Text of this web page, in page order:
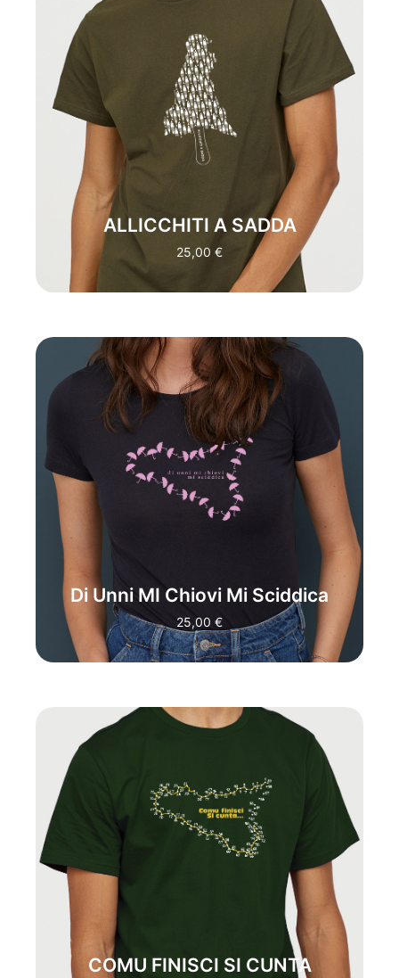
ALLICCHITI A SADDA
25,00 €
"SICILIAN HUNGRY"
ALLICCHITI A
SADDA E' L'ESPRESSIONE DA
DEDICARE A TUTTI COLORO CHE SI
TROVANO IN SITUAZIONI
INCONVENIENTI. LA VORACITA' LI
SPINGE A SCELTE SBAGLIATE ED
IMPULSIVE, PERDENDO CIO' CHE DI
SCONTATO POSSEDEVANO, ORMAI
SCONFITTI RESTANO A GUARDARE
CIO' CHE NONO
HANNO.
"LECCATI LE
SARDINE"
(NON AVERE PIU' NULLA DA
MANGIARE"
Di Unni MI Chiovi Mi Sciddica
25,00 €
"SICILIAN EASY"
DI UNNI MI CHIOVI MI
SCIDDICA E' LA MAGLIA IDEALE PER
CHI POSSIEDE UN ANIMO POSITIVO,
NONOSTANTE LE CRITICHE E
GIUDIZI LO SPIRITO DI CHI INDOSSA
QUESTA T-SHIRT RIESCE SEMPRE A
NON FARSI TOCCARE DA NESSUN
“DA
COMU FINISCI SI CUNTA
"SICILIAN POSITIVE"
COMU FINISCI SI
E' LA MAGLIA IDEALE PER UNO
SPIRITO POSITIVO. SOLO ALLA FINE DI
UN PERCORSO SI HA LA POSSIBILITA'
DI RACCONTARE LO SCOPO DI UN
CAMMINO. MA LA FILOSOFIA DI
QUESTA T SHIRT SOTTOLINEA
QUANTO LA STRADA SCELTA DA
PERCORRERE SIA PIU IMPORTANTE
DELLA META DA RAGGIUNGERE.
TRADUZIONE:
"COME FINISCE SI